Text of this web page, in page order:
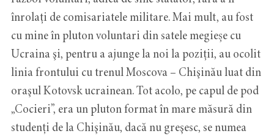
înrolați de comisariatele militare. Mai mult, au fost
cu mine în pluton voluntari din satele megieșe cu
Ucraina şi, pentru a ajunge la noi la poziții, au ocolit
linia frontului cu trenul Moscova – Chişinău luat din
oraşul Kotovsk ucrainean. Tot acolo, pe capul de pod
„Cocieri”, era un pluton format în mare măsură din
studenți de la Chişinău, dacă nu greşesc, se numea